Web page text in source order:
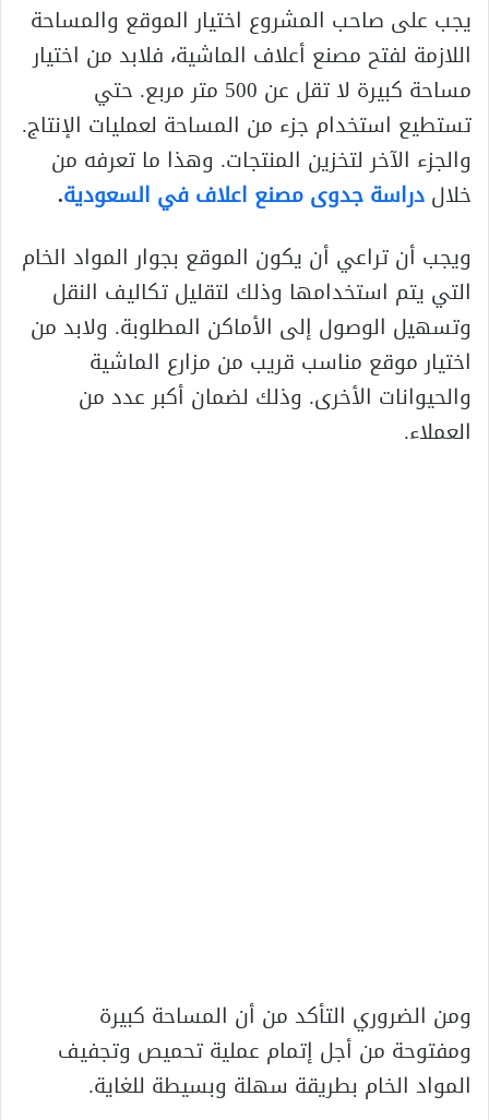
يجب على صاحب المشروع اختيار الموقع والمساحة
اللازمة لفتح مصنع أعلاف الماشية، فلابد من اختيار
مساحة كبيرة لا تقل عن 500 متر مربع. حتي
تستطيع استخدام جزء من المساحة لعمليات الإنتاج.
والجزء الآخر لتخزين المنتجات. وهذا ما تعرفه من
خلالدراسة جدوى مصنع اعلاف في السعودية.
ويجب أن تراعي أن يكون الموقع بجوار المواد الخام
التي يتم استخدامها وذلك لتقليل تكاليف النقل
وتسهيل الوصول إلى الأماكن المطلوبة. ولابد من
اختيار موقع مناسب قريب من مزارع الماشية
والحيوانات الأخرى. وذلك لضمان أكبر عدد من
العملاء.
ومن الضروري التأكد من أن المساحة كبيرة
ومفتوحة من أجل إتمام عملية تحميص وتجفيف
المواد الخام بطريقة سهلة وبسيطة للغاية.